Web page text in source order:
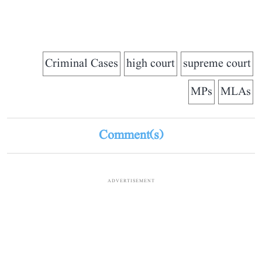
supreme court
high court
Criminal Cases
MLAs
MPs
Comment(s)
ADVERTISEMENT